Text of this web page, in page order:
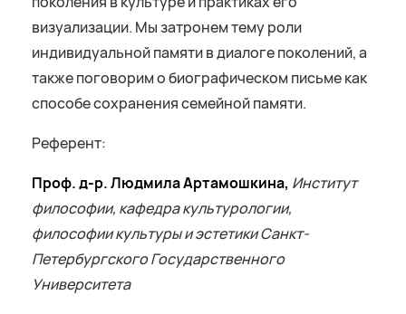
визуализации. Мы затронем тему роли
индивидуальной памяти в диалоге поколений, а
также поговорим о биографическом письме как
способе сохранения семейной памяти.
Референт:
Проф. д-р. Людмила Артамошкина, Институт
философии, кафедра культурологии,
философии культурыи эстетики Санкт-
Петербургского Государственного
Университета